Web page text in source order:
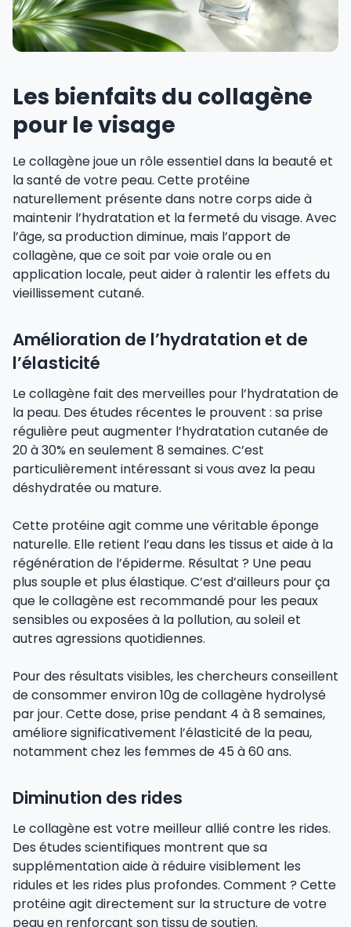
Les bienfaits du collagène
pour le visage
Le collagène joue un rôle essentiel dans la beauté et
la santé de votre peau. Cette protéine
naturellement présente dans notre corps aide à
maintenir l’hydratation et la fermeté du visage. Avec
l’âge, sa production diminue, mais l’apport de
collagène, que ce soit par voie orale ou en
application locale, peut aider à ralentir les effets du
vieillissement cutané.
Amélioration de l’hydratation et de
l’élasticité
Le collagène fait des merveilles pour l’hydratation de
la peau. Des études récentes le prouvent : sa prise
régulière peut augmenter l’hydratation cutanée de
20 à 30% en seulement 8 semaines. C’est
particulièrement intéressant si vous avez la peau
déshydratée ou mature.
Cette protéine agit comme une véritable éponge
naturelle. Elle retient l’eau dans les tissus et aide à la
régénération de l’épiderme. Résultat ? Une peau
plus souple et plus élastique. C’est d’ailleurs pour ça
que le collagène est recommandé pour les peaux
sensibles ou exposées à la pollution, au soleil et
autres agressions quotidiennes.
Pour des résultats visibles, les chercheurs conseillent
de consommer environ 10g de collagène hydrolysé
par jour. Cette dose, prise pendant 4 à 8 semaines,
améliore significativement l’élasticité de la peau,
notamment chez les femmes de 45 à 60 ans.
Diminution des rides
Le collagène est votre meilleur allié contre les rides.
Des études scientifiques montrent que sa
supplémentation aide à réduire visiblement les
ridules et les rides plus profondes. Comment ? Cette
protéine agit directement sur la structure de votre
peau en renforçant son tissu de soutien.